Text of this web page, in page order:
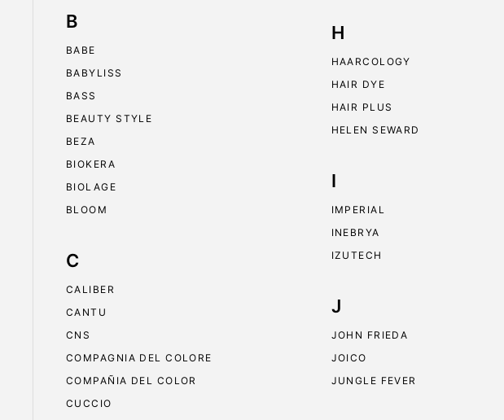
B
BABE
BABYLISS
BASS
BEAUTY STYLE
BEZA
BIOKERA
BIOLAGE
BLOOM
C
CALIBER
CANTU
CNS
COMPAGNIA DEL COLORE
COMPAÑIA DEL COLOR
CUCCIO
H
HAARCOLOGY
HAIR DYE
HAIR PLUS
HELEN SEWARD
I
IMPERIAL
INEBRYA
IZUTECH
J
JOHN FRIEDA
JOICO
JUNGLE FEVER